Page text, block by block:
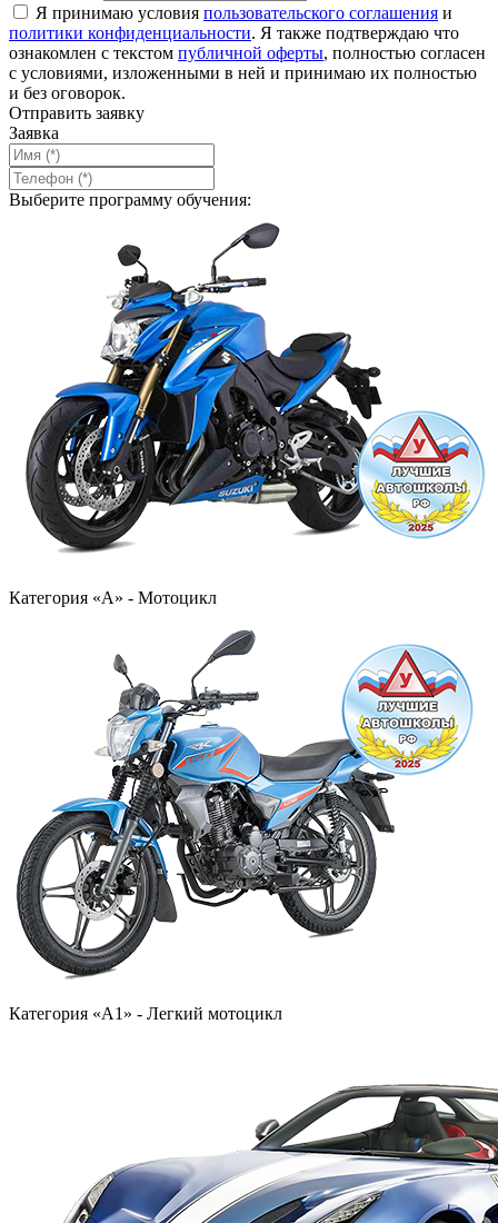
Я принимаю условия пользовательского соглашения и
политики конфиденциальности. Я также подтверждаю что
ознакомлен с текстом публичной оферты, полностью согласен
с условиями, изложенными в ней и принимаю их полностью
и без оговорок.
Отправить заявку
Заявка
Выберите программу обучения:
Категория «А» - Мотоцикл
Категория «A1» - Легкий мотоцикл